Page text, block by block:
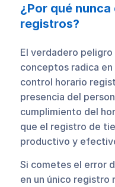
¿Por qué
registros?
El verdadero
conceptos radica
control horario
presencia del
cumplimiento del
que el registro de
productivo y
Si cometes el error
en un único registro